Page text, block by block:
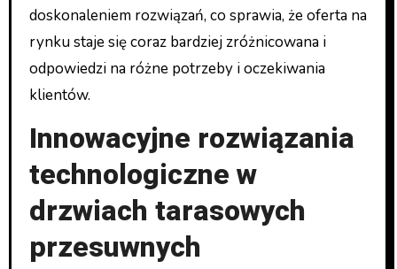
doskonaleniem rozwiązań, co sprawia, że oferta na
rynku staje się coraz bardziej zróżnicowana i
odpowiedzi na różne potrzeby i oczekiwania
klientów.
Innowacyjne rozwiązania
technologiczne w
drzwiach tarasowych
przesuwnych